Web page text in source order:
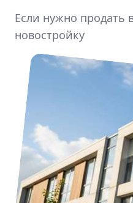
Если нужно продать
новостройку